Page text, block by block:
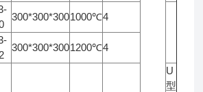
300*300*3001000℃4
300*300*3001200℃4
U
型